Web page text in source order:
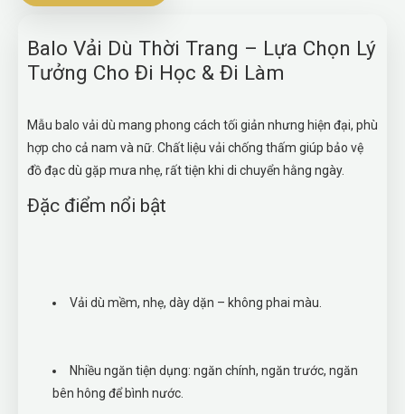
Balo Vải Dù Thời Trang – Lựa Chọn Lý
Tưởng Cho Đi Học & Đi Làm
Mẫu balo vải dù mang phong cách tối giản nhưng hiện đại, phù
hợp cho cả nam và nữ. Chất liệu vải chống thấm giúp bảo vệ
đồ đạc dù gặp mưa nhẹ, rất tiện khi di chuyển hằng ngày.
Đặc điểm nổi bật
Vải dù mềm, nhẹ, dày dặn – không phai màu.
Nhiều ngăn tiện dụng: ngăn chính, ngăn trước, ngăn
bên hông để bình nước.